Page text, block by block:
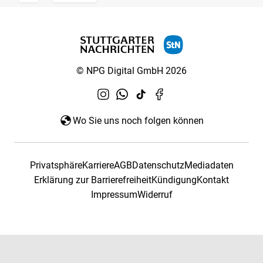
© NPG Digital GmbH 2026
Wo Sie uns noch folgen können
PrivatsphäreKarriereAGBDatenschutzMediadaten
Erklärung zur BarrierefreiheitKündigungKontakt
ImpressumWiderruf